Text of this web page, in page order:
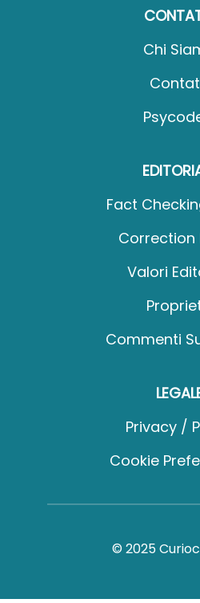
Chi
Fact
Correction
Valori
Commenti
Privacy /
Cookie
© 2025